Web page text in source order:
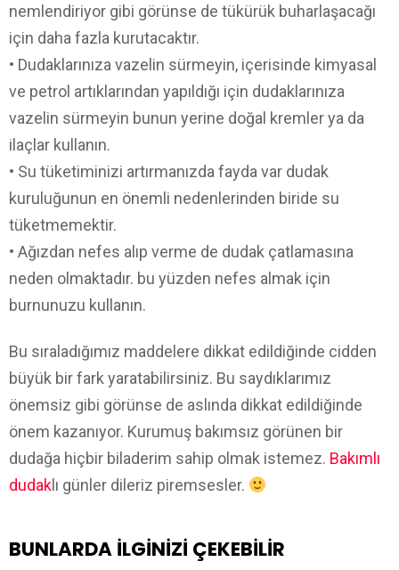
nemlendiriyor gibi görünse de tükürük buharlaşacağı
için daha fazla kurutacaktır.
• Dudaklarınıza vazelin sürmeyin, içerisinde kimyasal
ve petrol artıklarından yapıldığı için dudaklarınıza
vazelin sürmeyin bunun yerine doğal kremler ya da
ilaçlar kullanın.
• Su tüketiminizi artırmanızda fayda var dudak
kuruluğunun en önemli nedenlerinden biride su
tüketmemektir.
• Ağızdan nefes alıp verme de dudak çatlamasına
neden olmaktadır. bu yüzden nefes almak için
burnunuzu kullanın.
Bu sıraladığımız maddelere dikkat edildiğinde cidden
büyük bir fark yaratabilirsiniz. Bu saydıklarımız
önemsiz gibi görünse de aslında dikkat edildiğinde
önem kazanıyor. Kurumuş bakımsız görünen bir
dudağa hiçbir biladerim sahip olmak istemez. Bakımlı
dudak lı günler dileriz piremsesler.
BUNLARDA ILGINIZI ÇEKEBILIR